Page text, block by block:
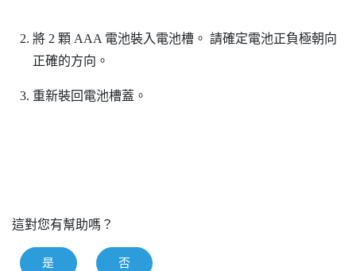
將 2 顆 AAA 電池裝入電池槽。 請確定電池正負極朝向
正確的方向。
重新裝回電池槽蓋。
這對您有幫助嗎？
是 否